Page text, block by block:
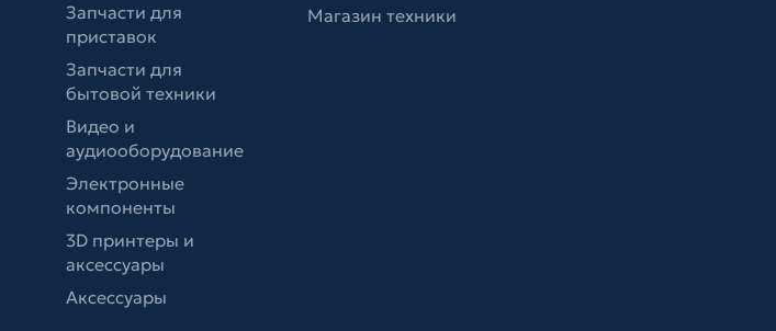
Запчасти для
приставок
Запчасти для
бытовой техники
Видео и
аудиооборудование
Электронные
компоненты
3D принтеры и
аксессуары
Аксессуары
Магазин техники